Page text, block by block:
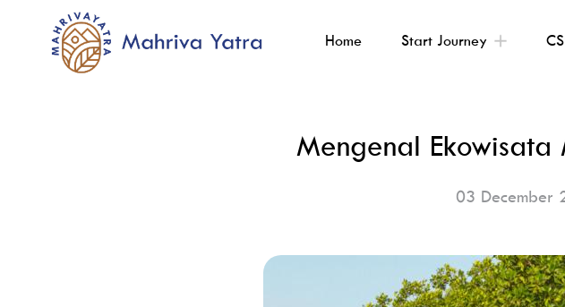
Home Start Journey
Mengenal
03 December